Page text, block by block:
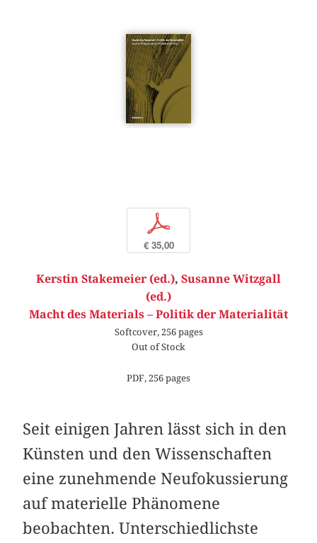
p
€ 35,00
Kerstin Stakemeier (ed.), Susanne Witzgall
(ed.)
Macht des Materials – Politik der Materialität
Softcover, 256 pages
Out of Stock
PDF, 256 pages
Seit einigen Jahren lässt sich in den
Künsten und den Wissenschaften
eine zunehmende Neufokussierung
auf materielle Phänomene
beobachten. Unterschiedlichste